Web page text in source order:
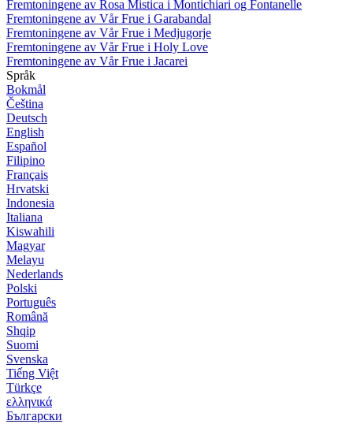
Fremtoningene av Rosa Mistica i Montichiari og Fontanelle
Fremtoningene av Vår Frue i Garabandal
Fremtoningene av Vår Frue i Medjugorje
Fremtoningene av Vår Frue i Holy Love
Fremtoningene av Vår Frue i Jacarei
Språk
Bokmål
Čeština
Deutsch
English
Español
Filipino
Français
Hrvatski
Indonesia
Italiana
Kiswahili
Magyar
Melayu
Nederlands
Polski
Português
Română
Shqip
Suomi
Svenska
Tiếng Việt
Türkçe
ελληνικά
Български